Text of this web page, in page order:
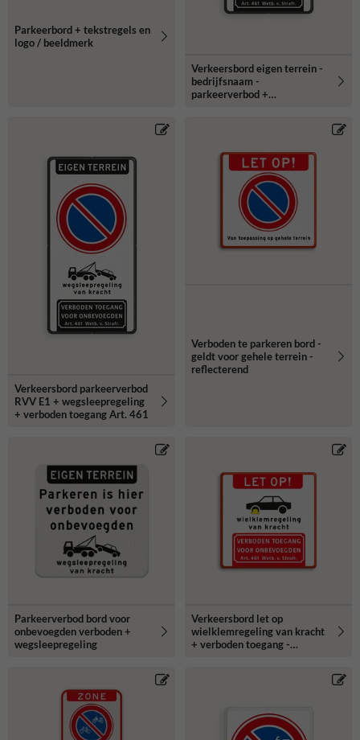
Parkeerbord + tekstregels en
logo / beeldmerk
Verkeersbord eigen terrein -
bedrijfsnaam -
parkeerverbod +
Verkeersbord parkeerverbod
RVV E1 + wegsleepregeling
+ verboden toegang Art. 461
Verboden te parkeren bord -
geldt voor gehele terrein -
reflecterend
Parkeerverbod bord voor
onbevoegden verboden +
wegsleepregeling
Verkeersbord let op
wielklemregeling van kracht
+ verboden toegang -